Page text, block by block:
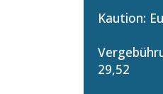
Kaution:
29,52